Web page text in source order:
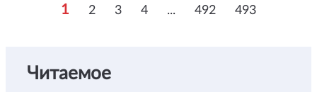
1 2 3 4 ... 492 493
Читаемое